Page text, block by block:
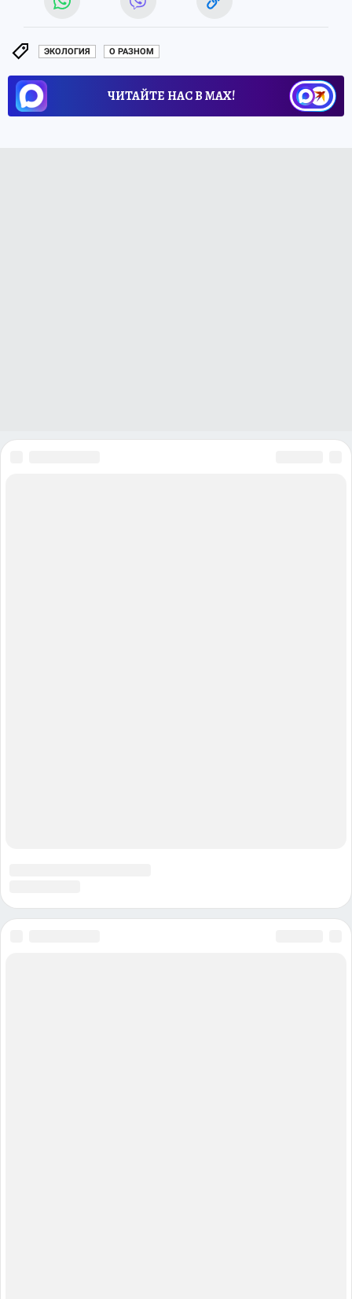
ЭКОЛОГИЯ О РАЗНОМ
ЧИТАЙТЕ НАС В МАХ!